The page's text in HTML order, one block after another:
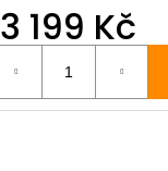
3 199 Kč